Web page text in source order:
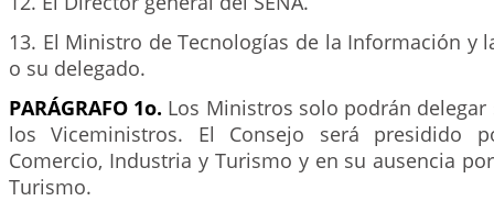
13. El Ministro de Tecnologías de la Información y
o su delegado.
PARÁGRAFO 1o. Los Ministros solo podrán
los Viceministros. El Consejo será presidido
Comercio, Industria y Turismo y en su ausencia
Turismo.